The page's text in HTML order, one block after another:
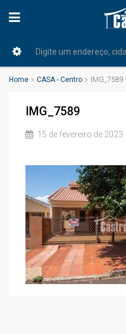
Home CASA - Centro IMG_7589
IMG_7589
15 de fevereiro de 2023